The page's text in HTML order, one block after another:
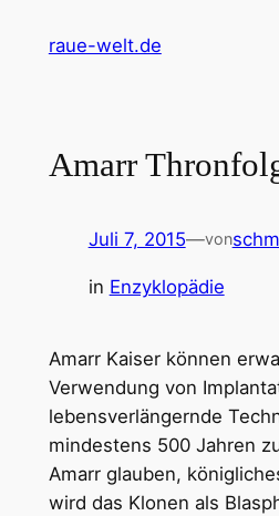
Inhaltraue-welt.de
Amarr
Juli 7, 2015—von
in Enzyklopädie
Amarr Kaiser können
Verwendung von
lebensverlängernde
mindestens 500 Jahren
Amarr glauben,
wird das Klonen als